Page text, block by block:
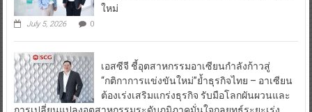
ใหม่
July 5, 2026 0
เอสซีจี ชี้อุตสาหกรรมอาเซียนกำลังก้าวสู่
“กติกาการแข่งขันใหม่”ย้ำธุรกิจไทย – อาเซียน
ต้องเร่งเสริมแกร่งธุรกิจ รับมือโลกผันผวนและ